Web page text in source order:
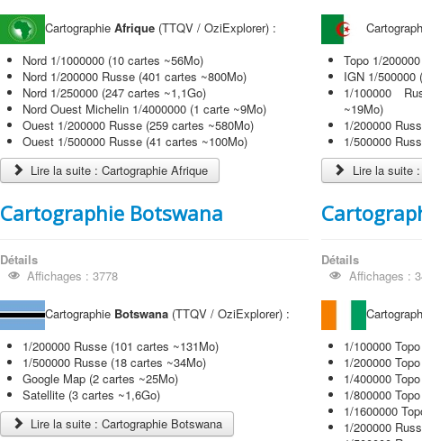
Cartographie Afrique (TTQV / OziExplorer) :
Nord 1/1000000 (10 cartes ~56Mo)
Nord 1/200000 Russe (401 cartes ~800Mo)
Nord 1/250000 (247 cartes ~1,1Go)
Nord Ouest Michelin 1/4000000 (1 carte ~9Mo)
Ouest 1/200000 Russe (259 cartes ~580Mo)
Ouest 1/500000 Russe (41 cartes ~100Mo)
Lire la suite : Cartographie Afrique
Topo 1/
IGN 1/500000
1/100000
~19Mo)
1/200000
1/500000
Lire la suite
Cartographie Botswana
Détails
Affichages : 3778
Cartographie Botswana (TTQV / OziExplorer) :
1/200000 Russe (101 cartes ~131Mo)
1/500000 Russe (18 cartes ~34Mo)
Google Map (2 cartes ~25Mo)
Satellite (3 cartes ~1,6Go)
Lire la suite : Cartographie Botswana
Détails
Affichages :
1/100000
1/200000
1/400000
1/800000
1/1600000
1/200000